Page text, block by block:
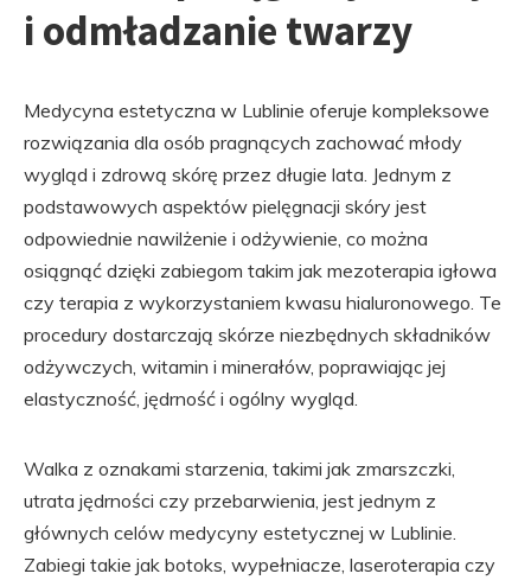
i odmładzanie twarzy
Medycyna estetyczna w Lublinie oferuje kompleksowe
rozwiązania dla osób pragnących zachować młody
wygląd i zdrową skórę przez długie lata. Jednym z
podstawowych aspektów pielęgnacji skóry jest
odpowiednie nawilżenie i odżywienie, co można
osiągnąć dzięki zabiegom takim jak mezoterapia igłowa
czy terapia z wykorzystaniem kwasu hialuronowego. Te
procedury dostarczają skórze niezbędnych składników
odżywczych, witamin i minerałów, poprawiając jej
elastyczność, jędrność i ogólny wygląd.
Walka z oznakami starzenia, takimi jak zmarszczki,
utrata jędrności czy przebarwienia, jest jednym z
głównych celów medycyny estetycznej w Lublinie.
Zabiegi takie jak botoks, wypełniacze, laseroterapia czy